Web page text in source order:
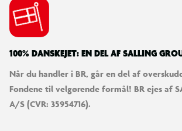
100% DANSKEJET: EN DEL AF SALLING
Når du handler i BR, går en del af
Fondene til velgørende formål! BR ejes af
A/S (CVR: 35954716).